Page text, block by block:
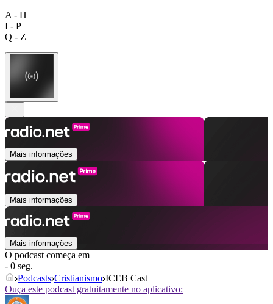
A - H
I - P
Q - Z
Mais informações
Mais informações
Mais informações
O podcast começa em
- 0 seg.
Podcasts Cristianismo ICEB Cast
Ouça este podcast gratuitamente no aplicativo: